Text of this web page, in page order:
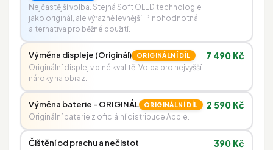
Nejčastější volba. Stejná Soft OLED technologie
jako originál, ale výrazně levnější. Plnohodnotná
alternativa pro běžné použití.
Výměna displeje (Originál) ORIGINÁLNÍ DÍL
Originální displej v plné kvalitě. Volba pro nejvyšší
nároky na obraz.
7 490 Kč
Výměna baterie - ORIGINÁL ORIGINÁLNÍ DÍL
Originální baterie z oficiální distribuce Apple.
2 590 Kč
Čištění od prachu a nečistot 390 Kč